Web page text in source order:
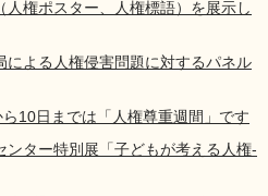
人権ポスター、人権標語）を展示し
による人権侵害問題に対するパネル
10日までは「人権尊重週間」です
ンター特別展「子どもが考える人権-